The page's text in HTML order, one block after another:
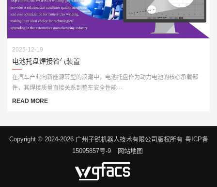
2025-12-19
电池托盘焊接省气装置
在汽车产业向新能源转型的浪潮中，电池托盘作为动力电池的核心承载部
件，其焊接质量直接关系到整车安全性能···
READ MORE
Copyright © 2024-2026 广州子锐机器人技术有限公司版权所有 粤ICP备
15095857号-9
网站地图